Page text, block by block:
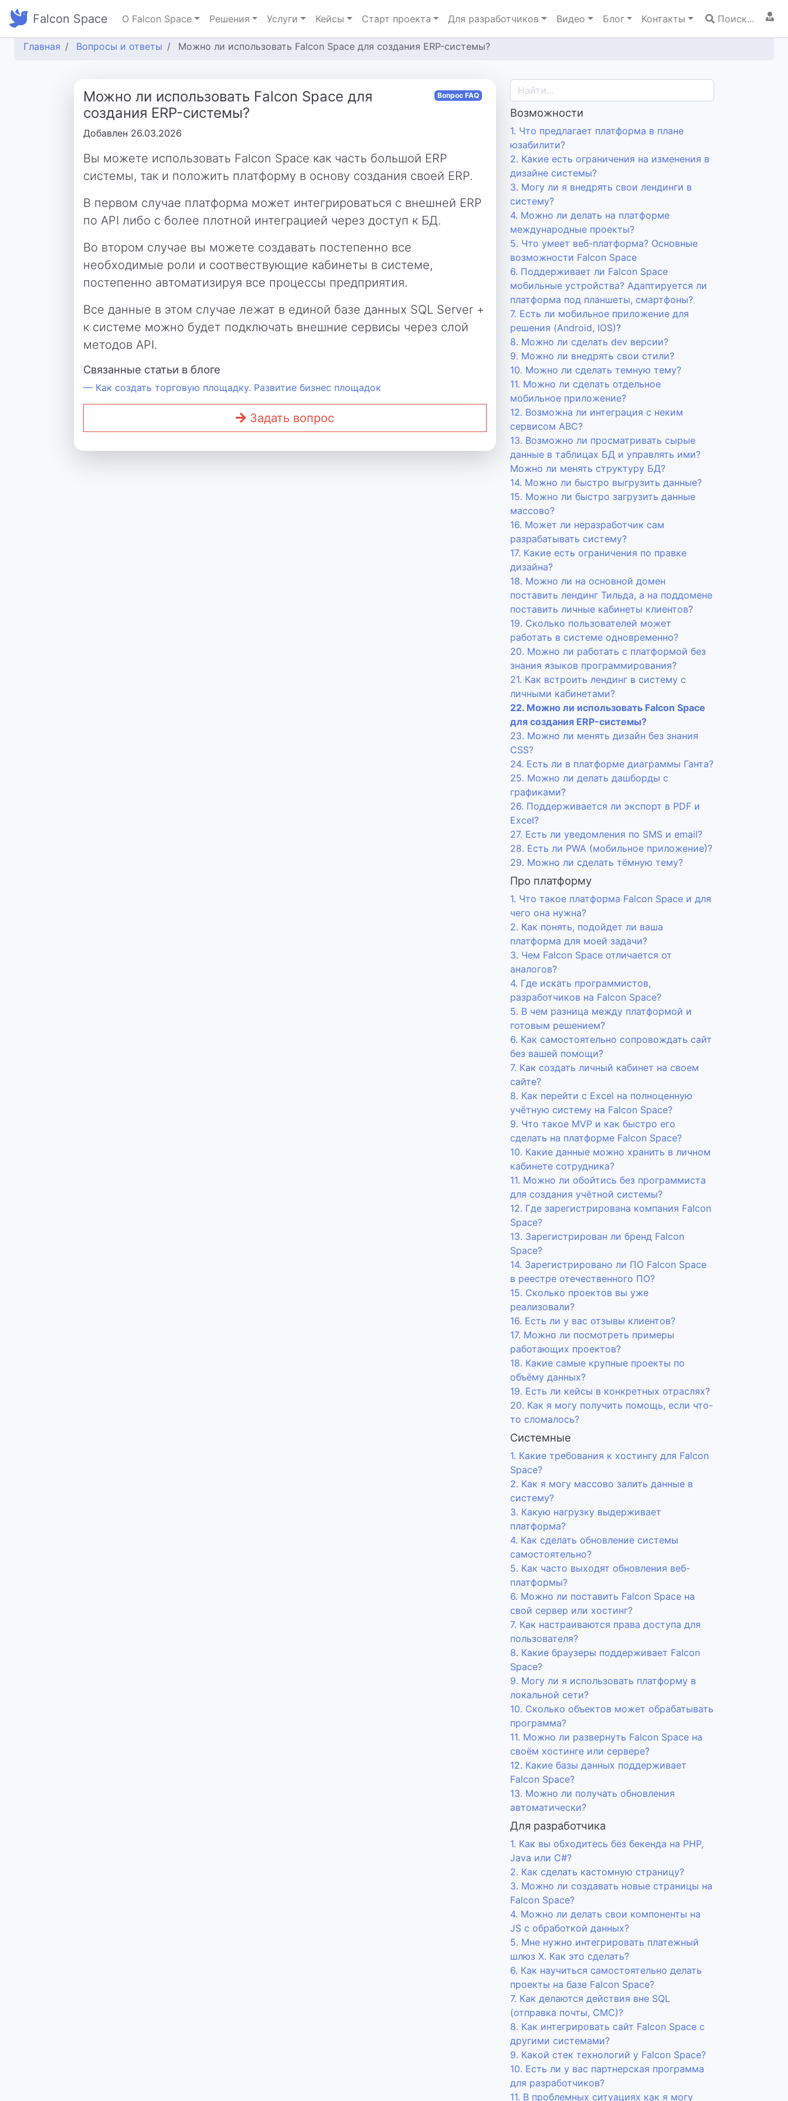
Falcon Space О Falcon Space Решения Услуги Кейсы Старт проекта Для разработчиков Видео Блог Контакты Поиск...
Главная Вопросы и ответы Можно ли использовать Falcon Space для создания ERP-системы?
Вопрос FAQ
Можно ли использовать Falcon Space для
создания ERP-системы?
Добавлен 26.03.2026
Вы можете использовать Falcon Space как часть большой ERP
системы, так и положить платформу в основу создания своей ERP.
В первом случае платформа может интегрироваться с внешней ERP
по API либо с более плотной интеграцией через доступ к БД.
Во втором случае вы можете создавать постепенно все
необходимые роли и соотвествующие кабинеты в системе,
постепенно автоматизируя все процессы предприятия.
Все данные в этом случае лежат в единой базе данных SQL Server +
к системе можно будет подключать внешние сервисы через слой
методов API.
Связанные статьи в блоге
— Как создать торговую площадку. Развитие бизнес площадок
Задать вопрос
Возможности
1. Что предлагает платформа в плане
юзабилити?
2. Какие есть ограничения на изменения в
дизайне системы?
3. Могу ли я внедрять свои лендинги в
систему?
4. Можно ли делать на платформе
международные проекты?
5. Что умеет веб-платформа? Основные
возможности Falcon Space
6. Поддерживает ли Falcon Space
мобильные устройства? Адаптируется ли
платформа под планшеты, смартфоны?
7. Есть ли мобильное приложение для
решения (Android, IOS)?
8. Можно ли сделать dev версии?
9. Можно ли внедрять свои стили?
10. Можно ли сделать темную тему?
11. Можно ли сделать отдельное
мобильное приложение?
12. Возможна ли интеграция с неким
сервисом ABC?
13. Возможно ли просматривать сырые
данные в таблицах БД и управлять ими?
Можно ли менять структуру БД?
14. Можно ли быстро выгрузить данные?
15. Можно ли быстро загрузить данные
массово?
16. Может ли неразработчик сам
разрабатывать систему?
17. Какие есть ограничения по правке
дизайна?
18. Можно ли на основной домен
поставить лендинг Тильда, а на поддомене
поставить личные кабинеты клиентов?
19. Сколько пользователей может
работать в системе одновременно?
20. Можно ли работать с платформой без
знания языков программирования?
21. Как встроить лендинг в систему с
личными кабинетами?
22. Можно ли использовать Falcon Space
для создания ERP-системы?
23. Можно ли менять дизайн без знания
CSS?
24. Есть ли в платформе диаграммы Ганта?
25. Можно ли делать дашборды с
графиками?
26. Поддерживается ли экспорт в PDF и
Excel?
27. Есть ли уведомления по SMS и email?
28. Есть ли PWA (мобильное приложение)?
29. Можно ли сделать тёмную тему?
Про платформу
1. Что такое платформа Falcon Space и для
чего она нужна?
2. Как понять, подойдет ли ваша
платформа для моей задачи?
3. Чем Falcon Space отличается от
аналогов?
4. Где искать программистов,
разработчиков на Falcon Space?
5. В чем разница между платформой и
готовым решением?
6. Как самостоятельно сопровождать сайт
без вашей помощи?
7. Как создать личный кабинет на своем
сайте?
8. Как перейти с Excel на полноценную
учётную систему на Falcon Space?
9. Что такое MVP и как быстро его
сделать на платформе Falcon Space?
10. Какие данные можно хранить в личном
кабинете сотрудника?
11. Можно ли обойтись без программиста
для создания учётной системы?
12. Где зарегистрирована компания Falcon
Space?
13. Зарегистрирован ли бренд Falcon
Space?
14. Зарегистрировано ли ПО Falcon Space
в реестре отечественного ПО?
15. Сколько проектов вы уже
реализовали?
16. Есть ли у вас отзывы клиентов?
17. Можно ли посмотреть примеры
работающих проектов?
18. Какие самые крупные проекты по
объёму данных?
19. Есть ли кейсы в конкретных отраслях?
20. Как я могу получить помощь, если что-
то сломалось?
Системные
1. Какие требования к хостингу для Falcon
Space?
2. Как я могу массово залить данные в
систему?
3. Какую нагрузку выдерживает
платформа?
4. Как сделать обновление системы
самостоятельно?
5. Как часто выходят обновления веб-
платформы?
6. Можно ли поставить Falcon Space на
свой сервер или хостинг?
7. Как настраиваются права доступа для
пользователя?
8. Какие браузеры поддерживает Falcon
Space?
9. Могу ли я использовать платформу в
локальной сети?
10. Сколько объектов может обрабатывать
программа?
11. Можно ли развернуть Falcon Space на
своём хостинге или сервере?
12. Какие базы данных поддерживает
Falcon Space?
13. Можно ли получать обновления
автоматически?
Для разработчика
1. Как вы обходитесь без бекенда на PHP,
Java или C#?
2. Как сделать кастомную страницу?
3. Можно ли создавать новые страницы на
Falcon Space?
4. Можно ли делать свои компоненты на
JS с обработкой данных?
5. Мне нужно интегрировать платежный
шлюз Х. Как это сделать?
6. Как научиться самостоятельно делать
проекты на базе Falcon Space?
7. Как делаются действия вне SQL
(отправка почты, СМС)?
8. Как интегрировать сайт Falcon Space с
другими системами?
9. Какой стек технологий у Falcon Space?
10. Есть ли у вас партнерская программа
для разработчиков?
11. В проблемных ситуациях как я могу